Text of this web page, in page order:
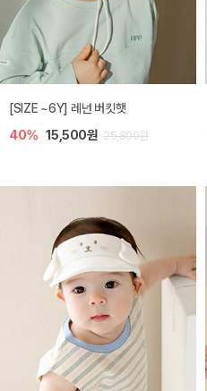
[SIZE ~6Y] 레넌 버킷햇
40% 15,500원 25,800원